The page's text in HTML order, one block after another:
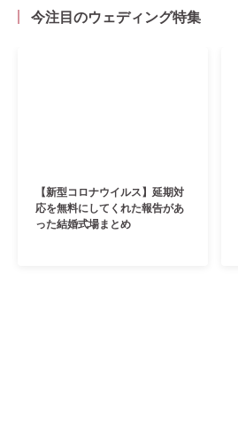
今注目のウェディング特集
【新型コロナウイルス】延期対
応を無料にしてくれた報告があ
った結婚式場まとめ